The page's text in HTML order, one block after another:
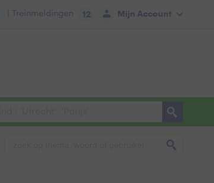
Mijn Account
| Treinmeldingen 12